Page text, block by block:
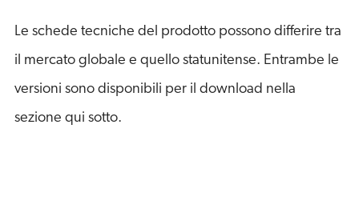
Le schede tecniche del prodotto possono differire tra
il mercato globale e quello statunitense. Entrambe le
versioni sono disponibili per il download nella
sezione qui sotto.